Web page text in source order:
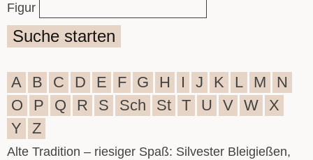
Figur
Suche starten
A B C D E F G H I J K L M
N
O
P Q R S Sch St T U V W X
Y
Z
Alte Tradition – riesiger Spaß: Silvester Bleigießen,